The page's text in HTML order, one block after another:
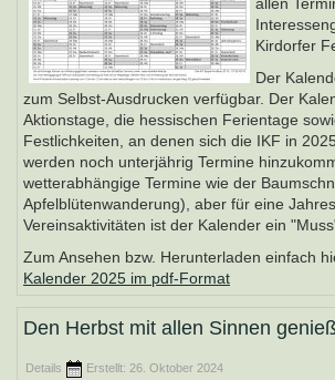
Kirdorfer
Der
zum Selbst-Ausdrucken verfügbar. Der
Aktionstage, die hessischen Ferientage
Festlichkeiten, an denen sich die IKF in
werden noch unterjährig Termine
wetterabhängige Termine wie der
Apfelblütenwanderung), aber für eine
Vereinsaktivitäten ist der Kalender ein
Zum Ansehen bzw. Herunterladen einfach
Kalender 2025 im pdf-Format
Den Herbst mit allen Sinnen
Details Erstellt: 26. Oktober 2024